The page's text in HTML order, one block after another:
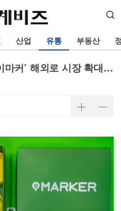
산업 유통 부동산
마커’ 해외로 시장 확대…